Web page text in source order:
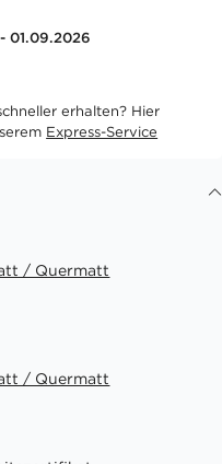
01.09.2026
erhalten? Hier
Express-Service
/ Quermatt
/ Quermatt